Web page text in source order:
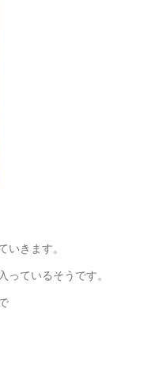
いきます。
っているそうです。